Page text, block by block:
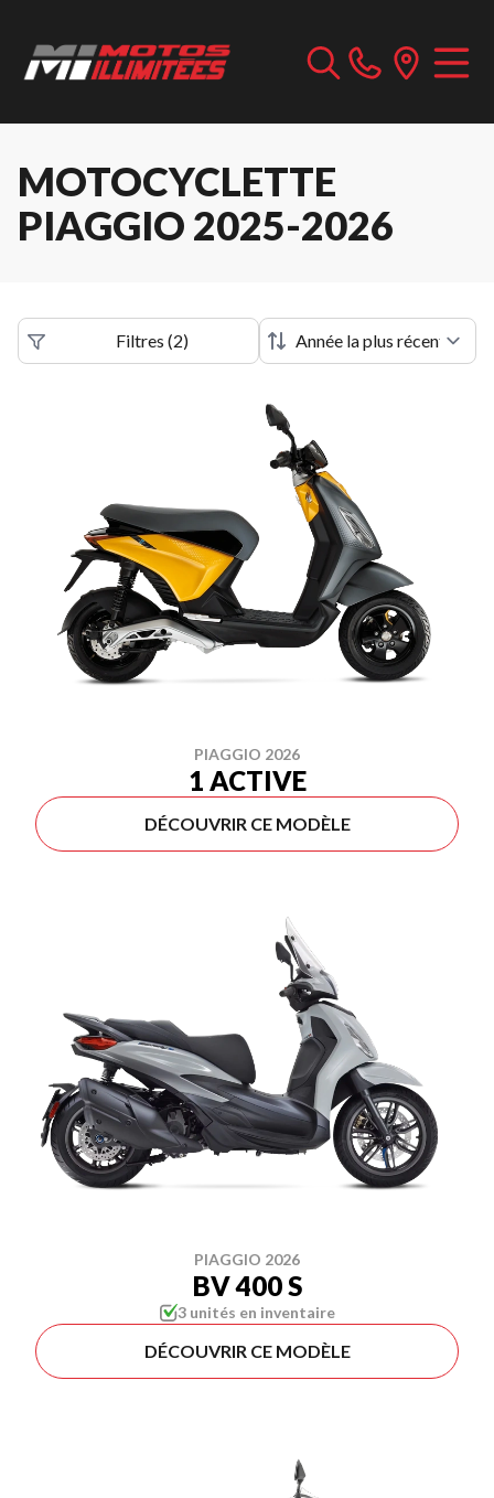
MOTOCYCLETTE
PIAGGIO 2025-2026
Filtres (2)
PIAGGIO 2026
1 ACTIVE
DÉCOUVRIR CE MODÈLE
PIAGGIO 2026
BV 400 S
3 unités en inventaire
DÉCOUVRIR CE MODÈLE